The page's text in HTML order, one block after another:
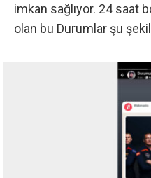
imkan sağlıyor. 24 saat
olan bu Durumlar şu